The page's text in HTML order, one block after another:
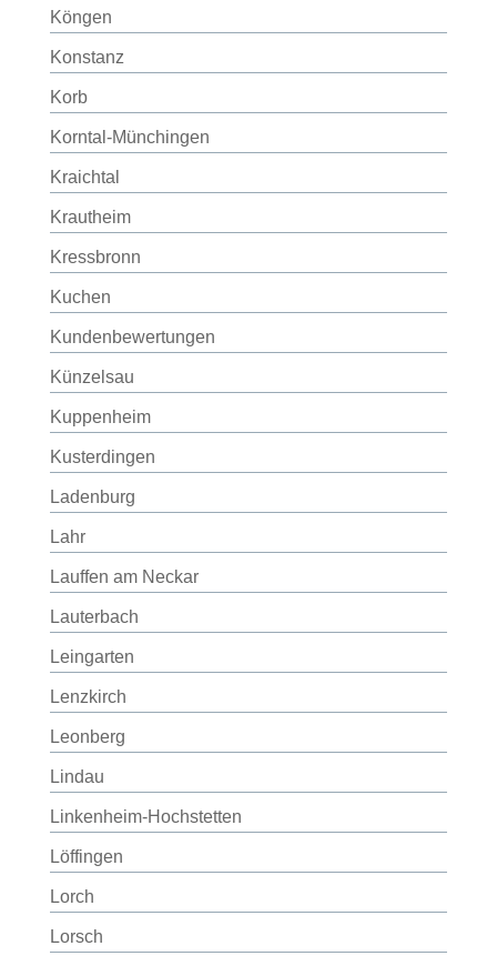
Köngen
Konstanz
Korb
Korntal-Münchingen
Kraichtal
Krautheim
Kressbronn
Kuchen
Kundenbewertungen
Künzelsau
Kuppenheim
Kusterdingen
Ladenburg
Lahr
Lauffen am Neckar
Lauterbach
Leingarten
Lenzkirch
Leonberg
Lindau
Linkenheim-Hochstetten
Löffingen
Lorch
Lorsch